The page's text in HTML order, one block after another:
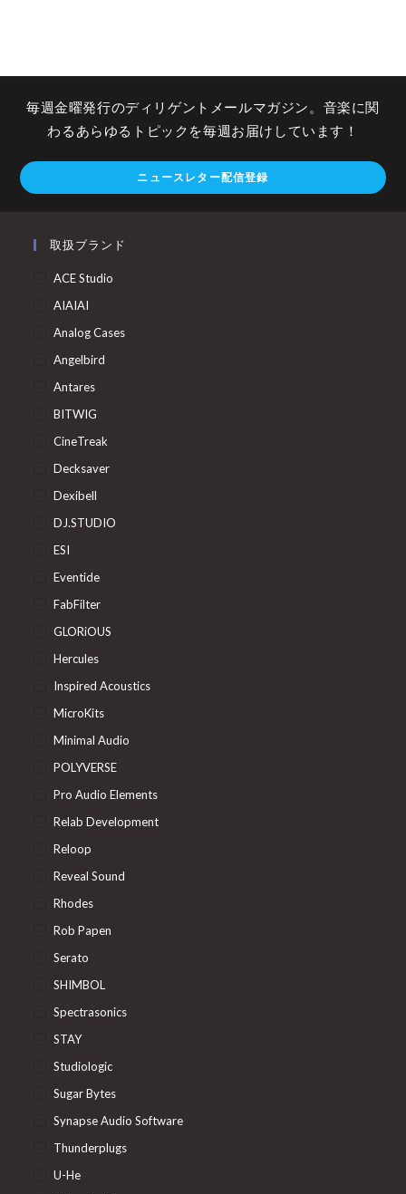
毎週金曜発行のディリゲントメールマガジン。音楽に関
わるあらゆるトピックを毎週お届けしています！
ニュースレター配信登録
取扱ブランド
ACE Studio
AIAIAI
Analog Cases
Angelbird
Antares
BITWIG
CineTreak
Decksaver
Dexibell
DJ.STUDIO
ESI
Eventide
FabFilter
GLORiOUS
Hercules
Inspired Acoustics
MicroKits
Minimal Audio
POLYVERSE
Pro Audio Elements
Relab Development
Reloop
Reveal Sound
Rhodes
Rob Papen
Serato
SHIMBOL
Spectrasonics
STAY
Studiologic
Sugar Bytes
Synapse Audio Software
Thunderplugs
U-He